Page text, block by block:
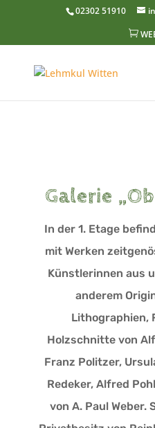
02302 51910

Galerie
In der 1. Etage
mit Werken
Künstlerinnen aus
anderem
Lithographien,
Holzschnitte von
Franz Politzer,
Redeker, Alfred
von A. Paul Weber.